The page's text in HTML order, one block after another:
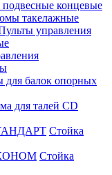
концевые
такелажные
управления
для балок опорных
для талей CD
Стойка
Стойка